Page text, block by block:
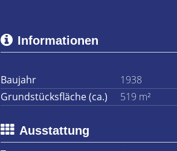
Informationen
Baujahr 1938
Grundstücksfläche (ca.)
519 m²
Ausstattung